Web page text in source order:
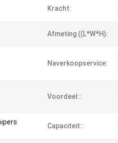
Kracht:
Afmeting ((L*W*H):
Naverkoopservice:
Voordeel::
Capaciteit::